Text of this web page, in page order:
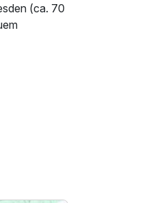
(ca. 70